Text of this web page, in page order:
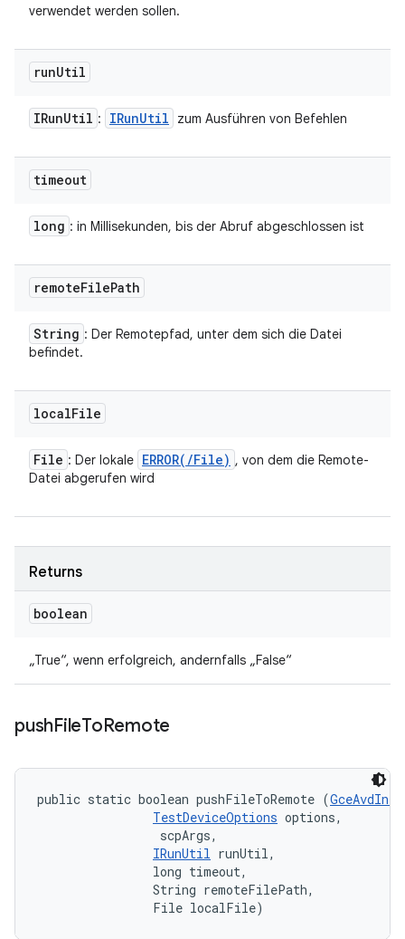
verwendet werden sollen.
runUtil
IRunUtil : IRunUtil zum Ausführen von Befehlen
timeout
long : in Millisekunden, bis der Abruf abgeschlossen ist
remoteFilePath
String : Der Remotepfad, unter dem sich die Datei
befindet.
localFile
File : Der lokale ERROR( /File) , von dem die Remote-
Datei abgerufen wird
Returns
boolean
„True“, wenn erfolgreich, andernfalls „False“
pushFileToRemote
public static boolean pushFileToRemote (GceAvdInfo
TestDeviceOptions options,
scpArgs,
IRunUtil runUtil,
                long timeout,
                String remoteFilePath,
                File localFile)